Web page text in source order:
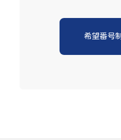
希望番号